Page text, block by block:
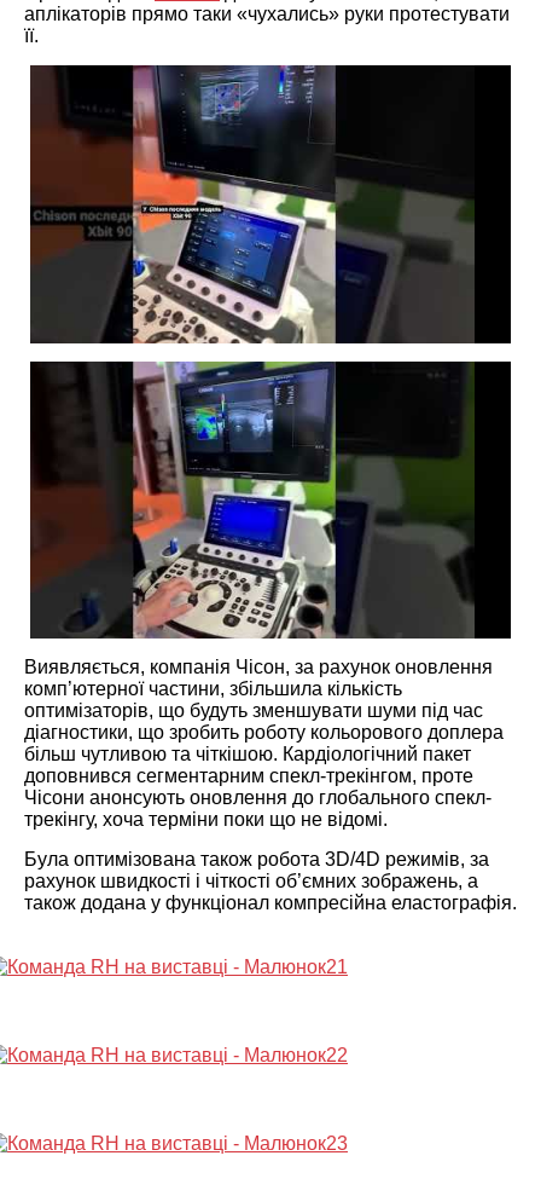
аплікаторів прямо таки «чухались» руки протестувати
її.
Виявляється, компанія Чісон, за рахунок оновлення
комп’ютерної частини, збільшила кількість
оптимізаторів, що будуть зменшувати шуми під час
діагностики, що зробить роботу кольорового доплера
більш чутливою та чіткішою. Кардіологічний пакет
доповнився сегментарним спекл-трекінгом, проте
Чісони анонсують оновлення до глобального спекл-
трекінгу, хоча терміни поки що не відомі.
Була оптимізована також робота 3D/4D режимів, за
рахунок швидкості і чіткості об’ємних зображень, а
також додана у функціонал компресійна еластографія.